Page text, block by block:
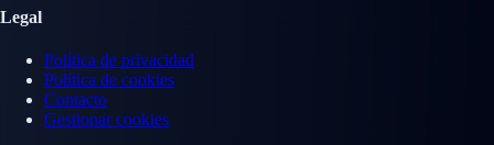
Legal
Política de privacidad
Política de cookies
Contacto
Gestionar cookies